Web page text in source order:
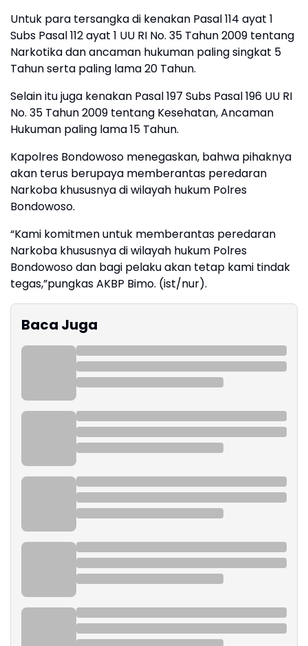
Untuk para tersangka di kenakan Pasal 114 ayat 1
Subs Pasal 112 ayat 1 UU RI No. 35 Tahun 2009 tentang
Narkotika dan ancaman hukuman paling singkat 5
Tahun serta paling lama 20 Tahun.
Selain itu juga kenakan Pasal 197 Subs Pasal 196 UU RI
No. 35 Tahun 2009 tentang Kesehatan, Ancaman
Hukuman paling lama 15 Tahun.
Kapolres Bondowoso menegaskan, bahwa pihaknya
akan terus berupaya memberantas peredaran
Narkoba khususnya di wilayah hukum Polres
Bondowoso.
“Kami komitmen untuk memberantas peredaran
Narkoba khususnya di wilayah hukum Polres
Bondowoso dan bagi pelaku akan tetap kami tindak
tegas,”pungkas AKBP Bimo. (ist/nur).
Baca Juga